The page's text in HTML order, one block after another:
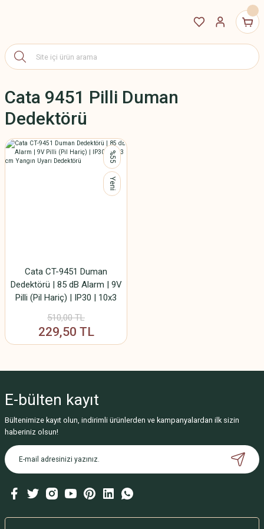
Cata 9451 Pilli Duman
Dedektörü
%55
Yeni
Cata CT-9451 Duman
Dedektörü | 85 dB Alarm | 9V
Pilli (Pil Hariç) | IP30 | 10x3
510,00 TL
229,50 TL
E-bülten kayıt
Bültenimize kayıt olun, indirimli ürünlerden ve kampanyalardan ilk sizin
haberiniz olsun!